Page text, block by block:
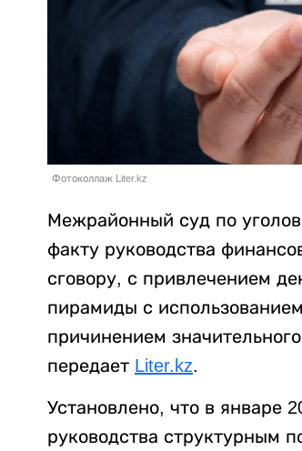
Фотоколлаж Liter.kz
Межрайонный суд по
факту руководства
сговору, с привлечением
пирамиды с
причинением
передает Liter.kz.
Установлено, что в январе
руководства структурным